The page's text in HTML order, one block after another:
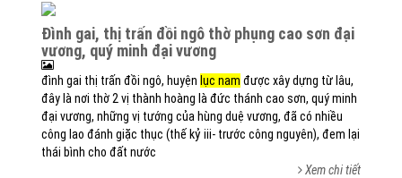
đình gai, thị trấn đồi ngô thờ phụng cao sơn đại
vương, quý minh đại vương
đình gai thị trấn đồi ngô, huyện lục nam được xây dựng từ lâu,
đây là nơi thờ 2 vị thành hoàng là đức thánh cao sơn, quý minh
đại vương, những vị tướng của hùng duệ vương, đã có nhiều
công lao đánh giặc thục (thế kỷ iii- trước công nguyên), đem lại
thái bình cho đất nước
Xem chi tiết